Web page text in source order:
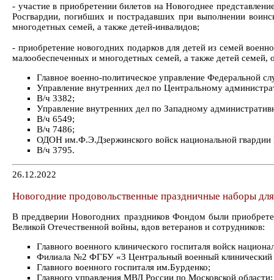
- участие в приобретении билетов на Новогоднее
Росгвардии, погибших и пострадавших при выполнении
многодетных семей, а также детей-инвалидов;
- приобретение новогодних подарков для детей из семей
малообеспеченных и многодетных семей, а также детей
Главное военно-политическое управление Федеральной
Управление внутренних дел по Центральному
В/ч 3382;
Управление внутренних дел по Западному
В/ч 6549;
В/ч 7486;
ОДОН им.Ф.Э.Дзержинского войск национальной
В/ч 3795.
26.12.2022
Новогодние продовольственные праздничные наборы
В преддверии Новогодних праздников Фондом были
Великой Отечественной войны, вдов ветеранов и сотрудников:
Главного военного клинического госпиталя войск
Филиала №2 ФГБУ «3 Центральный военный
Главного военного госпиталя им.Бурденко;
Главного управления МВД России по Московской области;